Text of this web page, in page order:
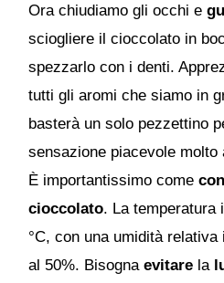
Ora chiudiamo gli occhi e
sciogliere il cioccolato in
spezzarlo con i denti.
tutti gli aromi che siamo in
basterà un solo pezzettino
sensazione piacevole molto
È importantissimo come
cioccolato. La temperatura
°C, con una umidità relativa
al 50%. Bisognaevitare la